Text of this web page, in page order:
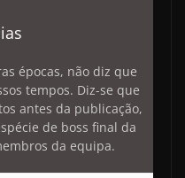
épocas, não diz que
tempos. Diz-se que
antes da publicação,
de boss final da
da equipa.